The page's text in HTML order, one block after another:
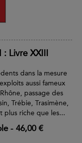
: Livre XXIII
dans la mesure
aussi fameux
passage des
Trébie, Trasimène,
plus riche que les...
- 46,00 €